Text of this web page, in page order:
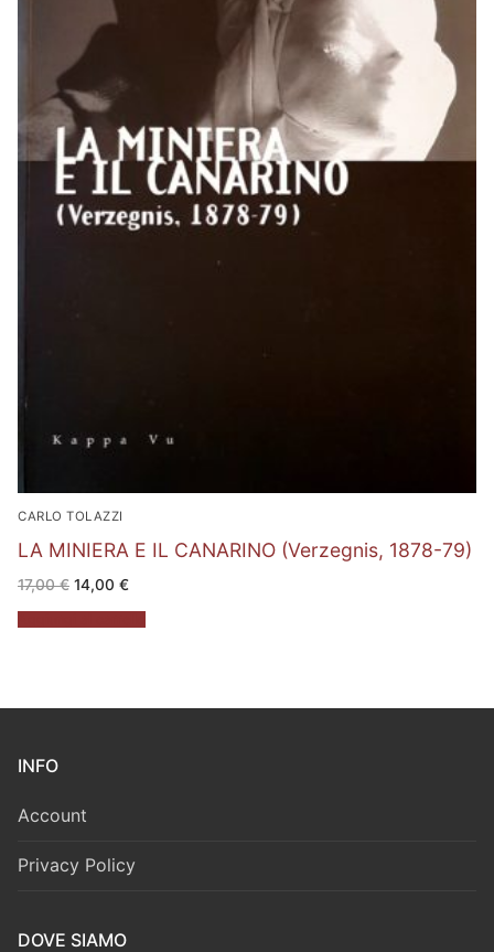
CARLO TOLAZZI
LA MINIERA E IL CANARINO (Verzegnis, 1878-79)
17,00€ Il
prezzo
originale
era:
14,00 €Il
attuale
è:
INFO
Account
Privacy Policy
DOVE SIAMO